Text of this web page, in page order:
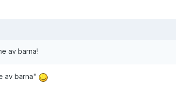
av barna!
av barna"